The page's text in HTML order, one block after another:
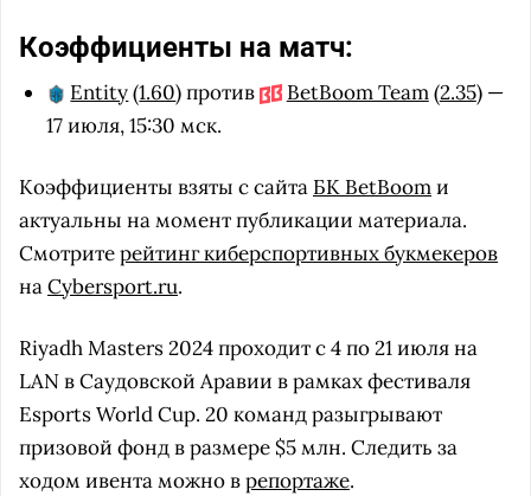
Коэффициенты на матч:
Entity(1.60) против BetBoom Team(2.35) —
17 июля, 15:30 мск.
Коэффициенты взяты с сайта БК BetBoomи
актуальны на момент публикации материала.
Смотритерейтинг киберспортивных букмекеров
наCybersport.ru.
Riyadh Masters 2024 проходит с 4 по 21 июля на
LAN в Саудовской Аравии в рамках фестиваля
Esports World Cup. 20 команд разыгрывают
призовой фонд в размере $5 млн. Следить за
ходом ивента можно врепортаже.